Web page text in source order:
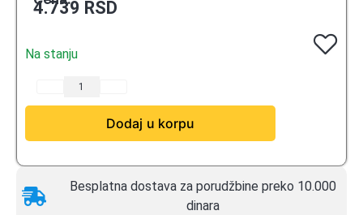
4.739 RSD
Na stanju
Dodaj u korpu
Besplatna dostava za porudžbine preko 10.000
dinara